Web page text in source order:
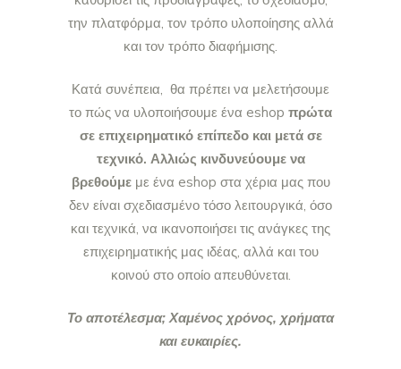
την πλατφόρμα, τον τρόπο υλοποίησης αλλά
και τον τρόπο διαφήμισης.
Κατά συνέπεια, θα πρέπει να μελετήσουμε
το πώς να υλοποιήσουμε ένα eshop πρώτα
σε επιχειρηματικό επίπεδο και μετά σε
τεχνικό. Αλλιώς κινδυνεύουμε να
βρεθούμεμε ένα eshop στα χέρια μας που
δεν είναι σχεδιασμένο τόσο λειτουργικά, όσο
και τεχνικά, να ικανοποιήσει τις ανάγκες της
επιχειρηματικής μας ιδέας, αλλά και του
κοινού στο οποίο απευθύνεται.
Το αποτέλεσμα; Χαμένος χρόνος, χρήματα
και ευκαιρίες.